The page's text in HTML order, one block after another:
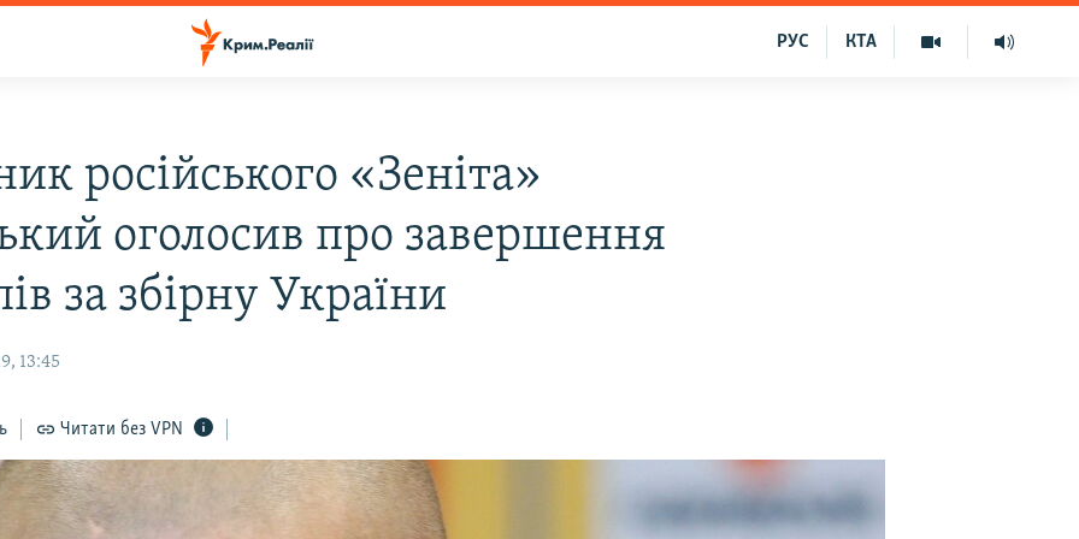
КТА
РУС
російського «Зеніта»
оголосив про завершення
за збірну України
13:45
Читати без VPN